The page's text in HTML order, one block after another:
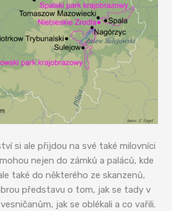
si ale přijdou na své také milovníci
nejen do zámků a paláců, kde
také do některého ze skanzenů,
představu o tom, jak se tady v
jak se oblékali a co vařili.